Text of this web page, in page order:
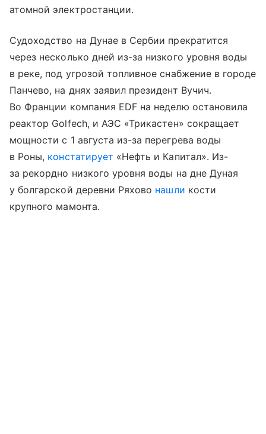
атомной электростанции.
Судоходство на Дунае в Сербии прекратится
через несколько дней из-за низкого уровня воды
в реке, под угрозой топливное снабжение в городе
Панчево, на днях заявил президент Вучич.
Во Франции компания EDF на неделю остановила
реактор Golfech, и АЭС «Трикастен» сокращает
мощности с 1 августа из-за перегрева воды
в Роны, констатирует «Нефть и Капитал». Из-
за рекордно низкого уровня воды на дне Дуная
у болгарской деревни Ряхово нашли кости
крупного мамонта.